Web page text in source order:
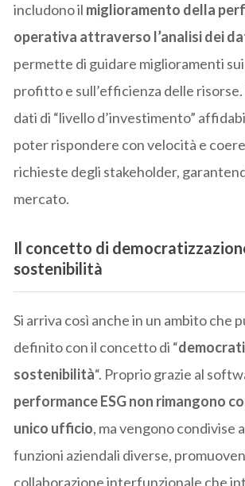
includono il miglioramento della
operativa attraverso l’analisi dei
permette di guidare miglioramenti
profitto e sull’efficienza delle risorse.
dati di “livello d’investimento”
poter rispondere con velocità e
richieste degli stakeholder,
mercato.
Il concetto di
sostenibilità
Si arriva così anche in un ambito che
definito con il concetto di “
sostenibilità“. Proprio grazie al
performance ESG non rimangono
unico ufficio, ma vengono condivise
funzioni aziendali diverse,
collaborazione interfunzionale che